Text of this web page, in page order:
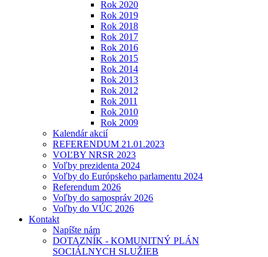
Rok 2020
Rok 2019
Rok 2018
Rok 2017
Rok 2016
Rok 2015
Rok 2014
Rok 2013
Rok 2012
Rok 2011
Rok 2010
Rok 2009
Kalendár akcií
REFERENDUM 21.01.2023
VOĽBY NRSR 2023
Voľby prezidenta 2024
Voľby do Európskeho parlamentu 2024
Referendum 2026
Voľby do samospráv 2026
Voľby do VÚC 2026
Kontakt
Napíšte nám
DOTAZNÍK - KOMUNITNÝ PLÁN
SOCIÁLNYCH SLUŽIEB